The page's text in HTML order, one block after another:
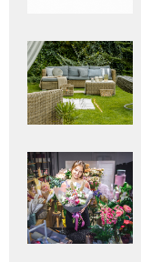
Adaugă
aici textul
pentru
subtitlu
Adaugă
aici textul
pentru
subtitlu